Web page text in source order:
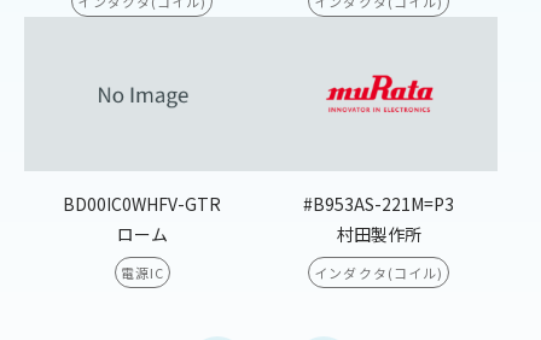
BD00IC0WHFV-GTR
ローム
電源IC
#B953AS-221M=P3
村田製作所
インダクタ(コイル)